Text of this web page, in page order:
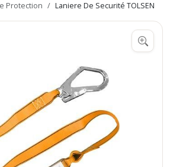
Protection / Laniere De Securité TOLSEN